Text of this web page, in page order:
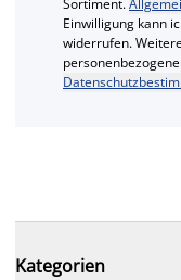
Einwilligung kann
widerrufen.
Kategorien